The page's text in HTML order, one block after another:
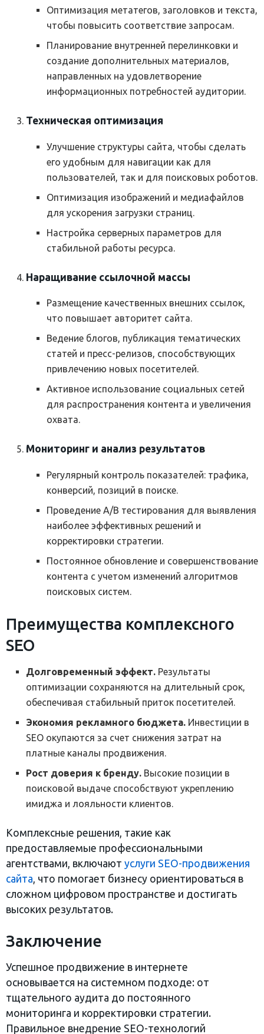
Оптимизация метатегов, заголовков и текста,
чтобы повысить соответствие запросам.
Планирование внутренней перелинковки и
создание дополнительных материалов,
направленных на удовлетворение
информационных потребностей аудитории.
Техническая оптимизация
Улучшение структуры сайта, чтобы сделать
его удобным для навигации как для
пользователей, так и для поисковых роботов.
Оптимизация изображений и медиафайлов
для ускорения загрузки страниц.
Настройка серверных параметров для
стабильной работы ресурса.
Наращивание ссылочной массы
Размещение качественных внешних ссылок,
что повышает авторитет сайта.
Ведение блогов, публикация тематических
статей и пресс-релизов, способствующих
привлечению новых посетителей.
Активное использование социальных сетей
для распространения контента и увеличения
охвата.
Мониторинг и анализ результатов
Регулярный контроль показателей: трафика,
конверсий, позиций в поиске.
Проведение A/B тестирования для выявления
наиболее эффективных решений и
корректировки стратегии.
Постоянное обновление и совершенствование
контента с учетом изменений алгоритмов
поисковых систем.
Преимущества комплексного
SEO
Долговременный эффект. Результаты
оптимизации сохраняются на длительный срок,
обеспечивая стабильный приток посетителей.
Экономия рекламного бюджета. Инвестиции в
SEO окупаются за счет снижения затрат на
платные каналы продвижения.
Рост доверия к бренду. Высокие позиции в
поисковой выдаче способствуют укреплению
имиджа и лояльности клиентов.
Комплексные решения, такие как
предоставляемые профессиональными
агентствами, включают услуги SEO-продвижения
сайта , что помогает бизнесу ориентироваться в
сложном цифровом пространстве и достигать
высоких результатов.
Заключение
Успешное продвижение в интернете
основывается на системном подходе: от
тщательного аудита до постоянного
мониторинга и корректировки стратегии.
Правильное внедрение SEO-технологий